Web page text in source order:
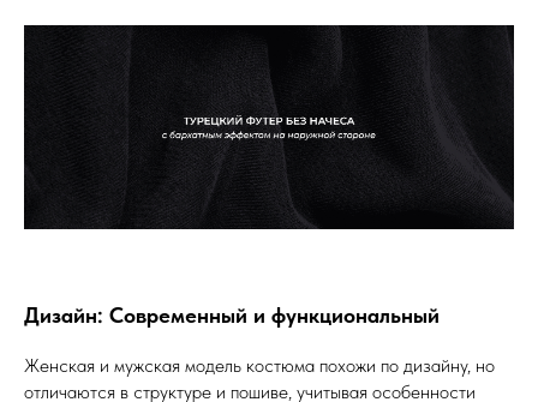
Дизайн: Современный и функциональный
Женская и мужская модель костюма похожи по дизайну, но
отличаются в структуре и пошиве, учитывая особенности